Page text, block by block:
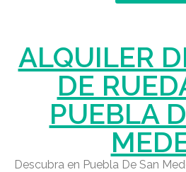
ALQUILER
DE
PUEBLA
Descubra en Puebla De San